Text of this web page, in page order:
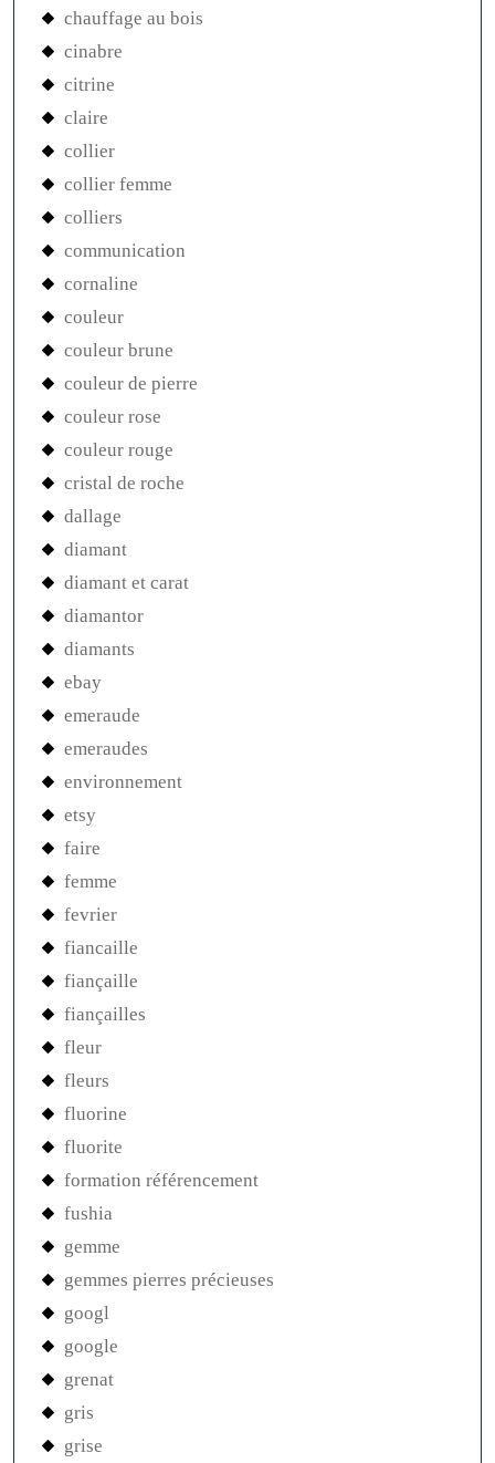
chauffage au bois
cinabre
citrine
claire
collier
collier femme
colliers
communication
cornaline
couleur
couleur brune
couleur de pierre
couleur rose
couleur rouge
cristal de roche
dallage
diamant
diamant et carat
diamantor
diamants
ebay
emeraude
emeraudes
environnement
etsy
faire
femme
fevrier
fiancaille
fiançaille
fiançailles
fleur
fleurs
fluorine
fluorite
formation référencement
fushia
gemme
gemmes pierres précieuses
googl
google
grenat
gris
grise